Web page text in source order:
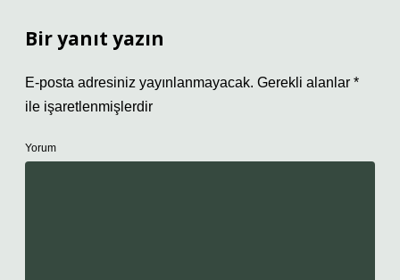
Bir yanıt yazın
E-posta adresiniz yayınlanmayacak. Gerekli alanlar *
ile işaretlenmişlerdir
Yorum